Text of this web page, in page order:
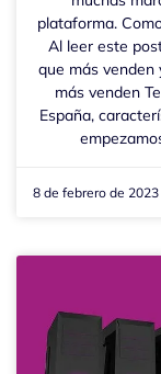
plataforma.
Al leer este
que más venden
más venden
España,
8 de febrero de 2023